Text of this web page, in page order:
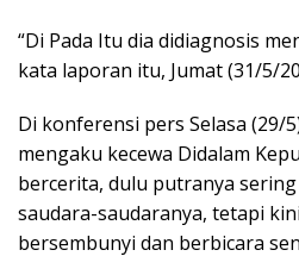
“Di Pada Itu dia didiagnosis
kata laporan itu, Jumat (31/5/
Di konferensi pers Selasa (29/
mengaku kecewa Didalam
bercerita, dulu putranya
saudara-saudaranya, tetapi
bersembunyi dan berbicara